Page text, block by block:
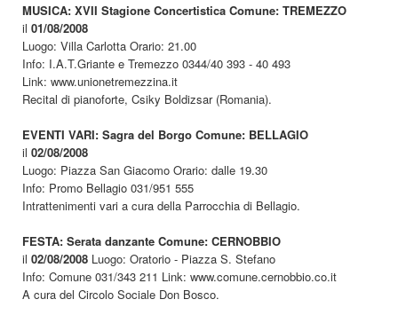
MUSICA: XVII Stagione Concertistica Comune: TREMEZZO
il 01/08/2008
Luogo: Villa Carlotta Orario: 21.00
Info: I.A.T.Griante e Tremezzo 0344/40 393 - 40 493
Link: www.unionetremezzina.it
Recital di pianoforte, Csiky Boldizsar (Romania).
EVENTI VARI: Sagra del Borgo Comune: BELLAGIO
il 02/08/2008
Luogo: Piazza San Giacomo Orario: dalle 19.30
Info: Promo Bellagio 031/951 555
Intrattenimenti vari a cura della Parrocchia di Bellagio.
FESTA: Serata danzante Comune: CERNOBBIO
il 02/08/2008 Luogo: Oratorio - Piazza S. Stefano
Info: Comune 031/343 211 Link: www.comune.cernobbio.co.it
A cura del Circolo Sociale Don Bosco.